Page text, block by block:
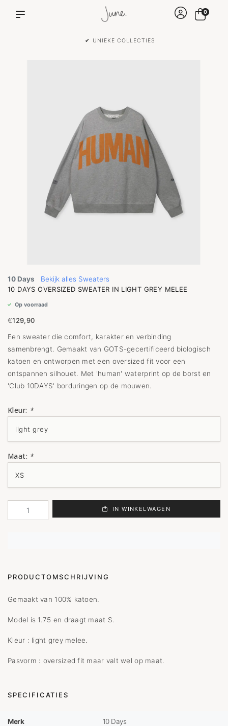
✔ VOOR 15:00 BESTELD IS DEZELFDE DAG VERZONDEN!
0
10 Days
Bekijk alles Sweaters
10 DAYS OVERSIZED SWEATER IN LIGHT GREY MELEE
Op voorraad
€129,90
Een sweater die comfort, karakter en verbinding
samenbrengt. Gemaakt van GOTS-gecertificeerd biologisch
katoen en ontworpen met een oversized fit voor een
ontspannen silhouet. Met 'human' waterprint op de borst en
'Club 10DAYS' borduringen op de mouwen.
Kleur: *
Maat: *
IN WINKELWAGEN
PRODUCTOMSCHRIJVING
Gemaakt van 100% katoen.
Model is 1.75 en draagt maat S.
Kleur : light grey melee.
Pasvorm : oversized fit maar valt wel op maat.
SPECIFICATIES
Merk 10 Days